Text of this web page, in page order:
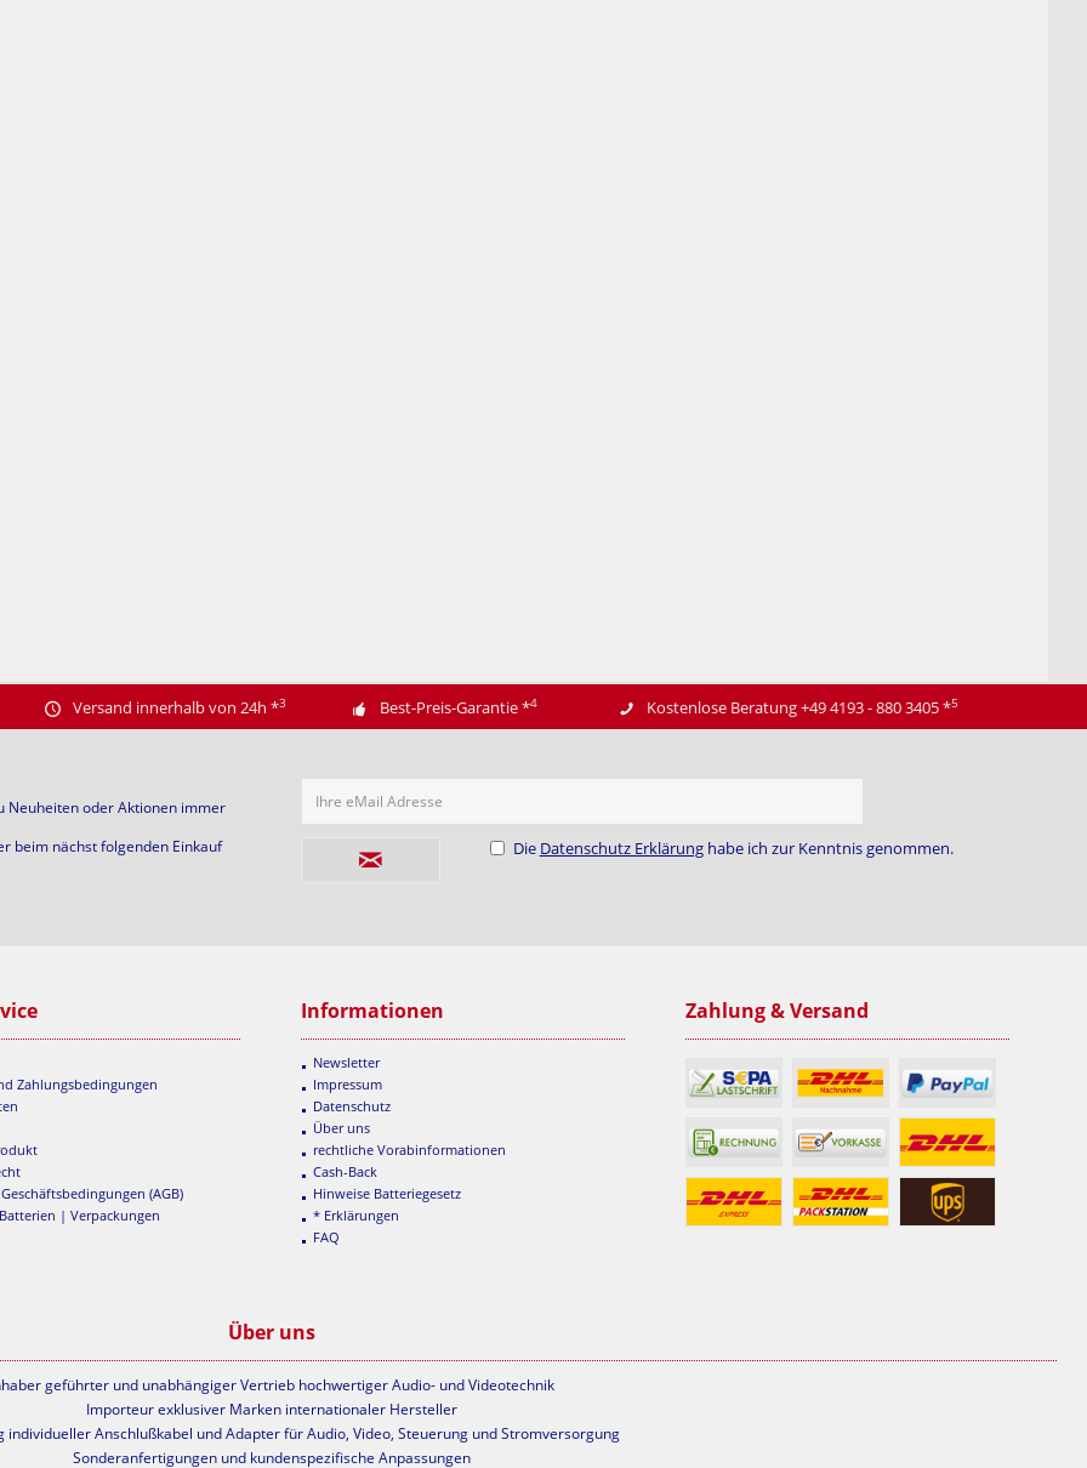
Versand innerhalb von 24h *3 Best-Preis-Garantie*4 Kostenlose Beratung +49 4193 - 880 3405*5
Neuheiten oder Aktionen immer
beim nächst folgenden Einkauf
Ihre eMail Adresse
Die Datenschutz Erklärunghabe ich zur Kenntnis genommen.
Zahlungsbedingungen
(AGB)
| Verpackungen
Informationen
Newsletter
Impressum
Datenschutz
Über uns
rechtliche Vorabinformationen
Cash-Back
Hinweise Batteriegesetz
* Erklärungen
FAQ
Zahlung & Versand
Über uns
geführter und unabhängiger Vertrieb hochwertiger Audio- und Videotechnik
Importeur exklusiver Marken internationaler Hersteller
individueller Anschlußkabel und Adapter für Audio, Video, Steuerung und Stromversorgung
Sonderanfertigungen und kundenspezifische Anpassungen